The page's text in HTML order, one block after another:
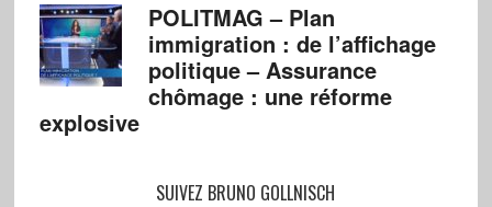
POLITMAG – Plan
immigration : de l’affichage
politique – Assurance
chômage : une réforme
explosive
SUIVEZ BRUNO GOLLNISCH